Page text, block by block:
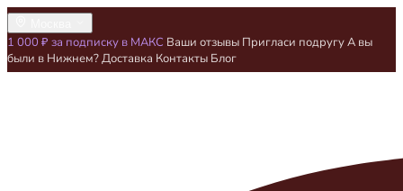
1 000 ₽ за подписку в МАКС Ваши отзывы Пригласи подругуА вы
были в Нижнем?Доставка Контакты Блог